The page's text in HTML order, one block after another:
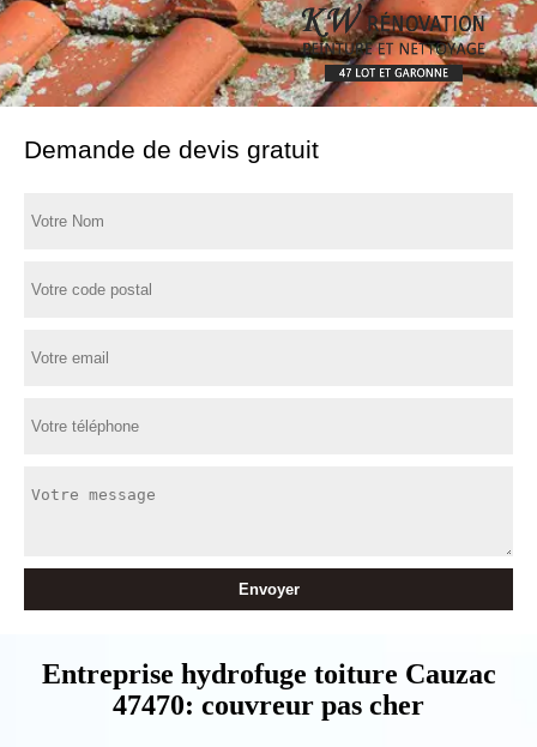
Demande de devis gratuit
Entreprise hydrofuge toiture Cauzac
47470: couvreur pas cher